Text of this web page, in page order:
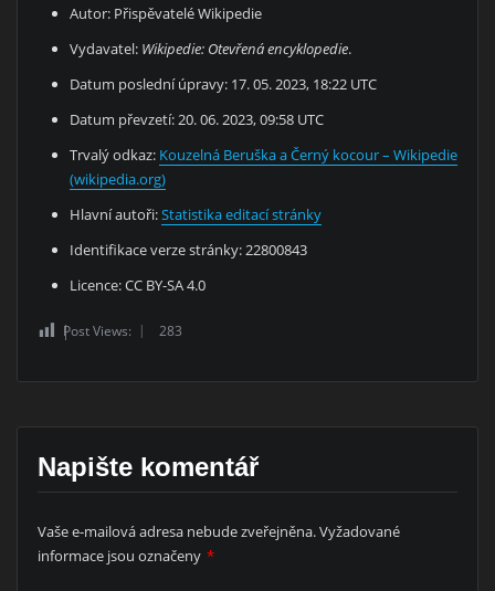
Autor: Přispěvatelé Wikipedie
Vydavatel: Wikipedie: Otevřená encyklopedie.
Datum poslední úpravy: 17. 05. 2023, 18:22 UTC
Datum převzetí: 20. 06. 2023, 09:58 UTC
Trvalý odkaz: Kouzelná Beruška a Černý kocour – Wikipedie
(wikipedia.org)
Hlavní autoři:Statistika editací stránky
Identifikace verze stránky: 22800843
Licence: CC BY-SA 4.0
Post Views: 283
Napište komentář
Vaše e-mailová adresa nebude zveřejněna.Vyžadované
informace jsou označeny *